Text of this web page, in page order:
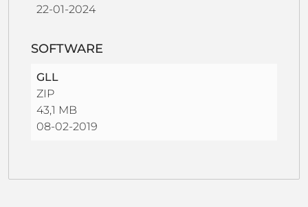
22-01-2024
SOFTWARE
GLL
ZIP
43,1 MB
08-02-2019